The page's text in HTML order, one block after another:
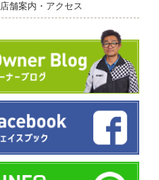
店舗案内・アクセス